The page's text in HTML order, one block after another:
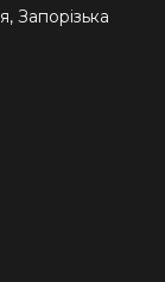
Запорізька